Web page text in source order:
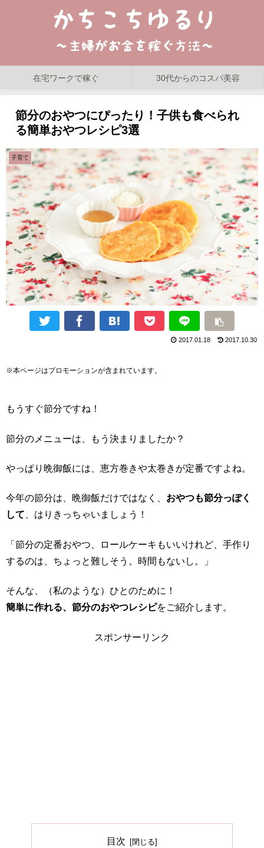
在宅ワークで稼ぐ 30代からのコスパ美容
節分のおやつにぴったり！子供も食べられ
る簡単おやつレシピ3選
子育て
2017.01.18 2017.10.30
※本ページはプロモーションが含まれています。
もうすぐ節分ですね！
節分のメニューは、もう決まりましたか？
やっぱり晩御飯には、恵方巻きや太巻きが定番ですよね。
今年の節分は、晩御飯だけではなく、 おやつも節分っぽく
して 、はりきっちゃいましょう！
「節分の定番おやつ、ロールケーキもいいけれど、手作り
するのは、ちょっと難しそう。時間もないし。」
そんな、（私のような）ひとのために！
簡単に作れる、節分のおやつレシピをご紹介します。
スポンサーリンク
目次